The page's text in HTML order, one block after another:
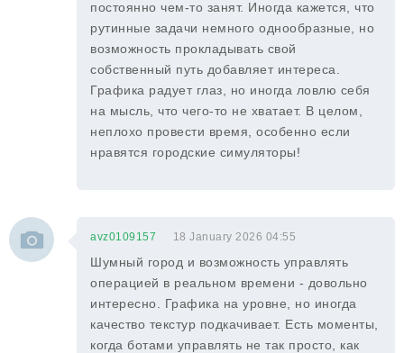
постоянно чем-то занят. Иногда кажется, что
рутинные задачи немного однообразные, но
возможность прокладывать свой
собственный путь добавляет интереса.
Графика радует глаз, но иногда ловлю себя
на мысль, что чего-то не хватает. В целом,
неплохо провести время, особенно если
нравятся городские симуляторы!
avz0109157 18 January 2026 04:55
Шумный город и возможность управлять
операцией в реальном времени - довольно
интересно. Графика на уровне, но иногда
качество текстур подкачивает. Есть моменты,
когда ботами управлять не так просто, как